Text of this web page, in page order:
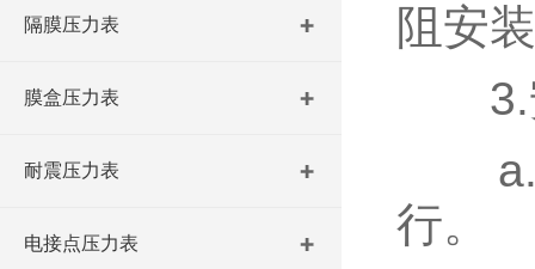
隔膜压力表
膜盒压力表
耐震压力表
电接点压力表
阻安
3.安
a.将
行。